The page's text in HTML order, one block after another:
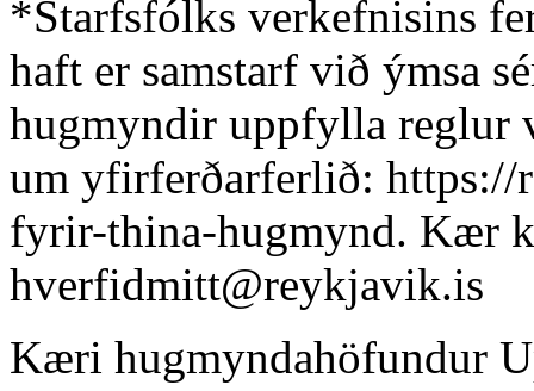
*Starfsfólks verkefnisins
haft er samstarf við ýmsa
hugmyndir uppfylla reglur
um yfirferðarferlið:
fyrir-thina-hugmynd. Kær
hverfidmitt@reykjavik.is
Kæri hugmyndahöfundur